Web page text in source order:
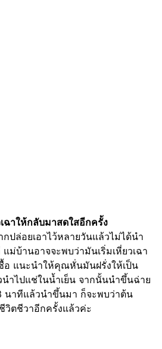
ฉาให้กลับมาสดใสอีกครั้ง
ปล่อยเอาไว้หลายวันแล้วไม่ได้นำ
ม่บ้านอาจจะพบว่ามันเริ่มเหี่ยวเฉา
อ แนะนำให้คุณหั่นมันฝรั่งให้เป็น
ำไปแช่ในน้ำเย็น จากนั้นนำขึ้นฉ่าย
าทีแล้วนำขึ้นมา ก็จะพบว่าต้น
ตชีวาอีกครั้งแล้วค่ะ